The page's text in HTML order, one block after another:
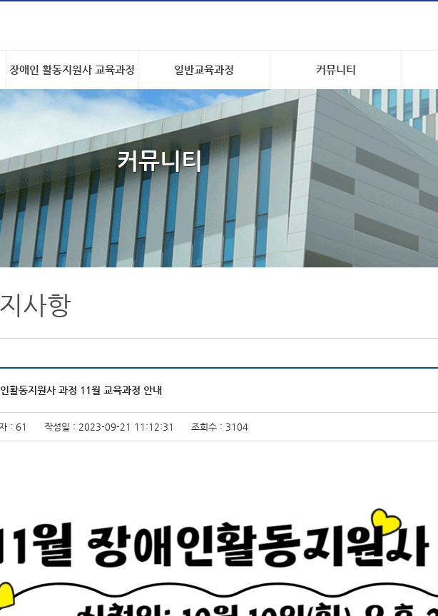
장애인 활동지원사 교육과정 일반교육과정 커뮤니티
커뮤니티
사항
활동지원사 과정 11월 교육과정 안내
: 61 작성일 : 2023-09-21 11:12:31 조회수 : 3104